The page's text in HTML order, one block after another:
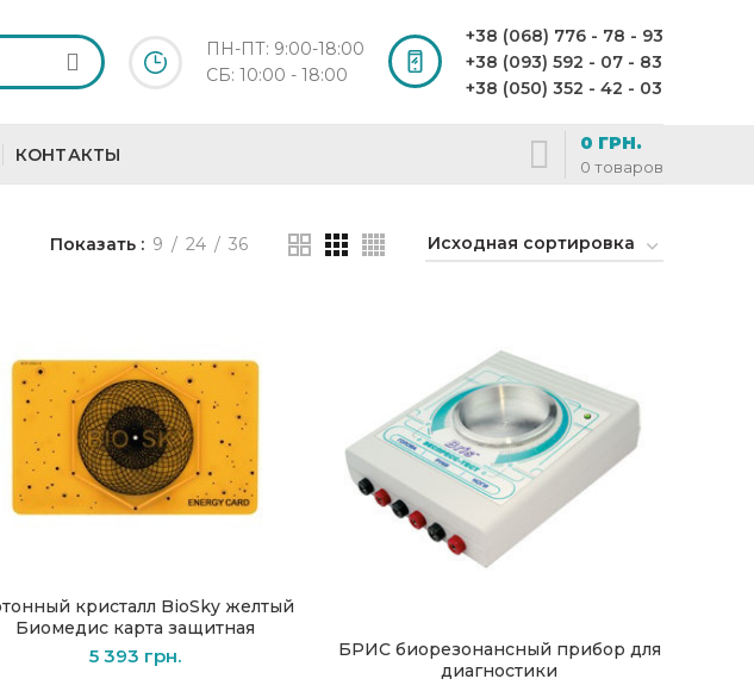
ПН-ПТ: 9:00-18:00
СБ: 10:00 - 18:00
+38 (068) 776 - 78 - 93
+38 (093) 592 - 07 - 83
+38 (050) 352 - 42 - 03
КОНТАКТЫ
0 товаров
0 ГРН.
Показать 9 24 36
В КОРЗИНУ
кристалл BioSky желтый
Биомедиc карта защитная
5 393 грн. В КОРЗИНУ
БРИС биорезонансный прибор для
диагностики